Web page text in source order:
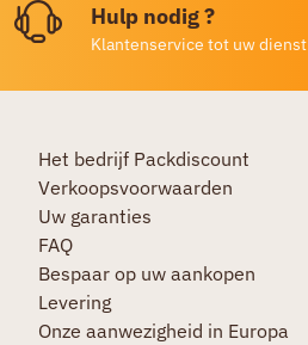
Hulp nodig ?
Klantenservice tot uw dienst
Het bedrijf Packdiscount
Verkoopsvoorwaarden
Uw garanties
FAQ
Bespaar op uw aankopen
Levering
Onze aanwezigheid in Europa